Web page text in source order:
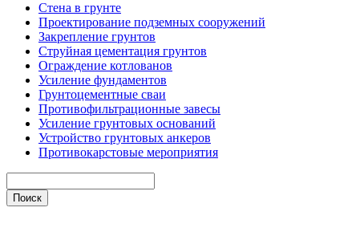
Стена в грунте
Проектирование подземных сооружений
Закрепление грунтов
Струйная цементация грунтов
Ограждение котлованов
Усиление фундаментов
Грунтоцементные сваи
Противофильтрационные завесы
Усиление грунтовых оснований
Устройство грунтовых анкеров
Противокарстовые мероприятия